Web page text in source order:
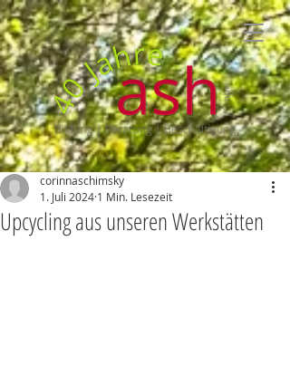
Upcycling aus unseren Werkstätten
corinnaschimsky
1. Juli 2024 1 Min. Lesezeit